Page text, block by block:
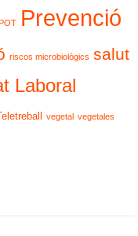
POT Prevenció
riscos microbiològics salut
Laboral
vegetal vegetales